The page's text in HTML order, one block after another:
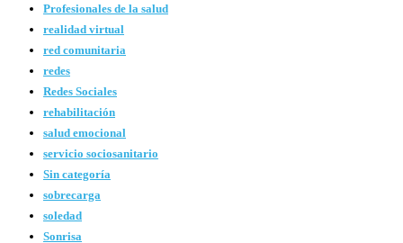
Profesionales de la salud
realidad virtual
red comunitaria
redes
Redes Sociales
rehabilitación
salud emocional
servicio sociosanitario
Sin categoría
sobrecarga
soledad
Sonrisa